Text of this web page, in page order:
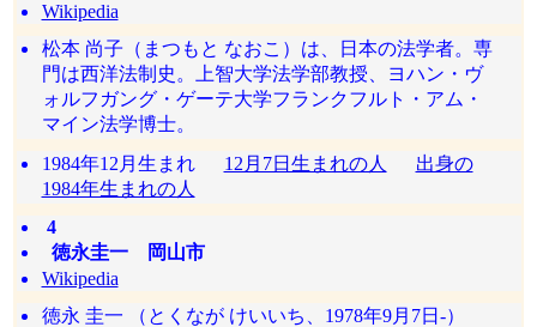
Wikipedia
松本 尚子（まつもと なおこ）は、日本の法学者。専
門は西洋法制史。上智大学法学部教授、ヨハン・ヴ
ォルフガング・ゲーテ大学フランクフルト・アム・
マイン法学博士。
1984年12月生まれ 12月7日生まれの人
出身の
1984年生まれの人
4
徳永圭一 岡山市
Wikipedia
徳永 圭一 （とくなが けいいち、1978年9月7日-）